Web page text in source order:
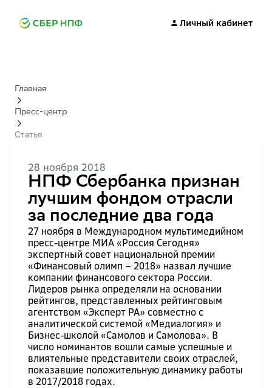
Личный кабинет
Главная
Пресс-центр
Статья
28 ноября 2018
НПФ Сбербанка признан
лучшим фондом отрасли
за последние два года
27 ноября в Международном мультимедийном
пресс-центре МИА «Россия Сегодня»
экспертный совет национальной премии
«Финансовый олимп – 2018» назвал лучшие
компании финансового сектора России.
Лидеров рынка определяли на основании
рейтингов, представленных рейтинговым
агентством «Эксперт РА» совместно с
аналитической системой «Медиалогия» и
Бизнес-школой «Самолов и Самолова». В
число номинантов вошли самые успешные и
влиятельные представители своих отраслей,
показавшие положительную динамику работы
в 2017/2018 годах.